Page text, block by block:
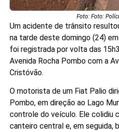
Foto: Foto:
Um acidente de trânsito
na tarde deste domingo (24)
foi registrada por volta das
Avenida Rocha Pombo com a
Cristóvão.
O motorista de um Fiat Palio
Pombo, em direção ao Lago
controle do veículo. Ele colidiu
canteiro central e, em seguida,